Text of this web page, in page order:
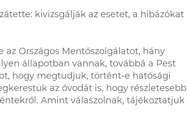
kivizsgálják az esetet, a hibázókat
Országos Mentőszolgálatot, hány
állapotban vannak, továbbá a Pest
hogy megtudjuk, történt-e hatósági
az óvodát is, hogy részletesebb
Amint válaszolnak, tájékoztatjuk